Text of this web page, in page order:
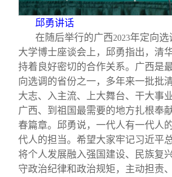
邱勇讲话
在随后举行的广西2023年定向选
大学博士座谈会上，邱勇指出，清
持着良好密切的合作关系。广西是
向选调的省份之一，多年来一批批
大志、入主流、上大舞台、干大事
广西、到祖国最需要的地方扎根奉
春篇章。邱勇说，一代人有一代人
代人的担当。希望大家牢记习近平
将个人发展融入强国建设、民族复
守政治纪律和政治规矩，主动担责